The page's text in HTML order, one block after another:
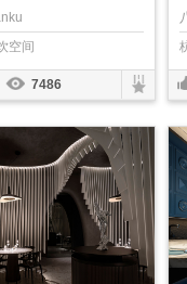
空间
7486